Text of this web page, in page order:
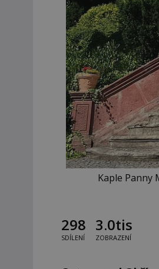
Kaple Panny
298
SDÍLENÍ
3.0tis
ZOBRAZENÍ